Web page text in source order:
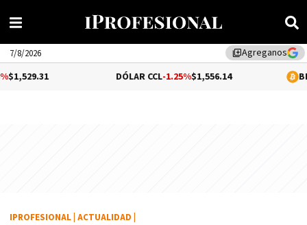
library_addAgreganos
7/8/2026
-1.25%$1,556.14 1.07%
IPROFESIONAL ACTUALIDAD